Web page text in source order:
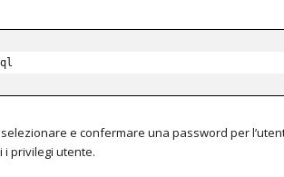
e confermare una password per
i privilegi utente.